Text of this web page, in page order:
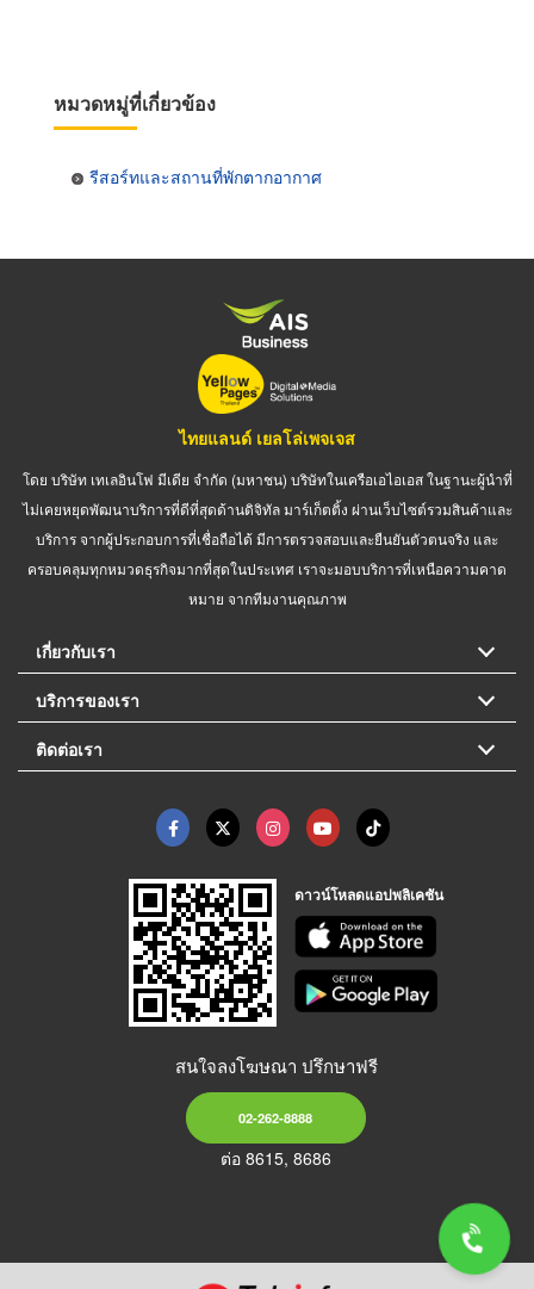
หมวดหมู่ที่เกี่ยวข้อง
รีสอร์ทและสถานที่พักตากอากาศ
ไทยแลนด์ เยลโล่เพจเจส
โดย บริษัท เทเลอินโฟ มีเดีย จำกัด (มหาชน) บริษัทในเครือเอไอเอส ในฐานะผู้นำที่
ไม่เคยหยุดพัฒนาบริการที่ดีที่สุดด้านดิจิทัล มาร์เก็ตติ้ง ผ่านเว็บไซต์รวมสินค้าและ
บริการ จากผู้ประกอบการที่เชื่อถือได้ มีการตรวจสอบและยืนยันตัวตนจริง และ
ครอบคลุมทุกหมวดธุรกิจมากที่สุดในประเทศ เราจะมอบบริการที่เหนือความคาด
หมาย จากทีมงานคุณภาพ
เกี่ยวกับเรา
บริการของเรา
ติดต่อเรา
ดาวน์โหลดแอปพลิเคชัน
สนใจลงโฆษณา ปรึกษาฟรี
02-262-8888
ต่อ 8615, 8686